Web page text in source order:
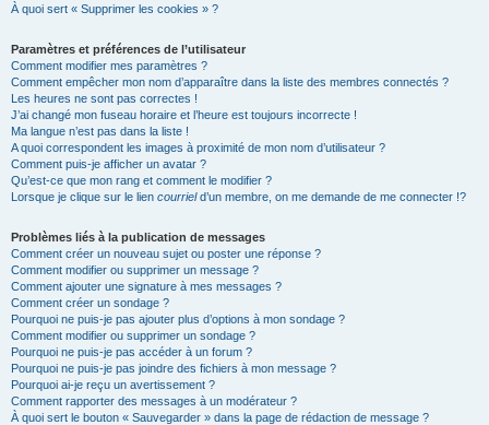
À quoi sert « Supprimer les cookies » ?
Paramètres et préférences de l’utilisateur
Comment modifier mes paramètres ?
Comment empêcher mon nom d’apparaître dans la liste des membres connectés ?
Les heures ne sont pas correctes !
J’ai changé mon fuseau horaire et l’heure est toujours incorrecte !
Ma langue n’est pas dans la liste !
A quoi correspondent les images à proximité de mon nom d’utilisateur ?
Comment puis-je afficher un avatar ?
Qu’est-ce que mon rang et comment le modifier ?
Lorsque je clique sur le lien courrield’un membre, on me demande de me connecter !?
Problèmes liés à la publication de messages
Comment créer un nouveau sujet ou poster une réponse ?
Comment modifier ou supprimer un message ?
Comment ajouter une signature à mes messages ?
Comment créer un sondage ?
Pourquoi ne puis-je pas ajouter plus d’options à mon sondage ?
Comment modifier ou supprimer un sondage ?
Pourquoi ne puis-je pas accéder à un forum ?
Pourquoi ne puis-je pas joindre des fichiers à mon message ?
Pourquoi ai-je reçu un avertissement ?
Comment rapporter des messages à un modérateur ?
À quoi sert le bouton « Sauvegarder » dans la page de rédaction de message ?